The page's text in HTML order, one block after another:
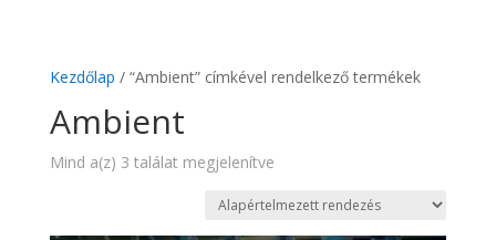
Kezdőlap / “Ambient” címkével rendelkező termékek
Ambient
Mind a(z) 3 találat megjelenítve